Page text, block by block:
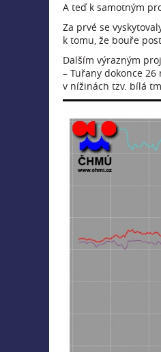
A teď k samotným
Za prvé se
k tomu, že bouře
Dalším výrazným
– Tuřany dokonce
v nížinách tzv. bílá